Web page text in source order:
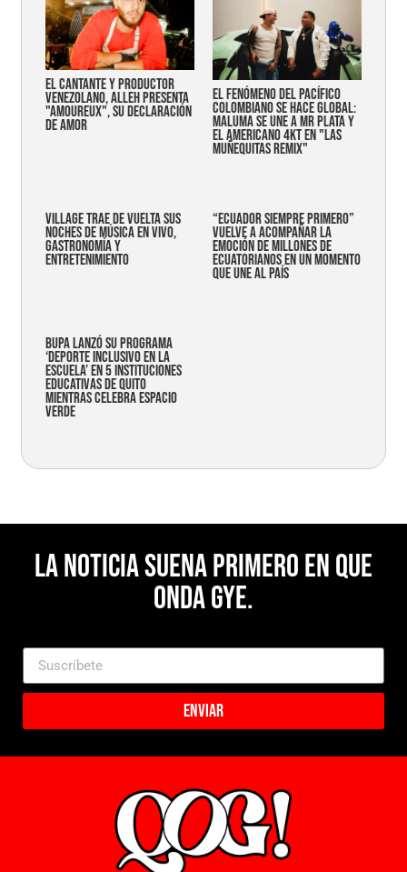
EL CANTANTE Y PRODUCTOR
VENEZOLANO, ALLEH PRESENTA
"AMOUREUX", SU DECLARACIÓN
DE AMOR
EL FENÓMENO DEL PACÍFICO
COLOMBIANO SE HACE GLOBAL:
MALUMA SE UNE A MR PLATA Y
EL AMERICANO 4KT EN "LAS
MUÑEQUITAS REMIX"
Village trae de vuelta sus
noches de música en vivo,
gastronomía y
entretenimiento
“Ecuador siempre primero”
vuelve a acompañar la
emoción de millones de
ecuatorianos en un momento
que une al país
Bupa lanzó su programa
‘Deporte Inclusivo en la
Escuela’ en 5 instituciones
educativas de Quito
mientras celebra espacio
verde
La noticia suena primero en Que
Onda Gye.
Enviar